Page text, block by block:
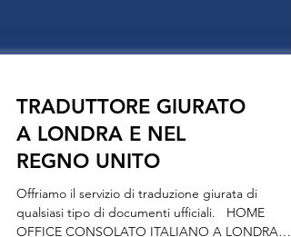
TRADUTTORE GIURATO
A LONDRA E NEL
REGNO UNITO
Offriamo il servizio di traduzione giurata di